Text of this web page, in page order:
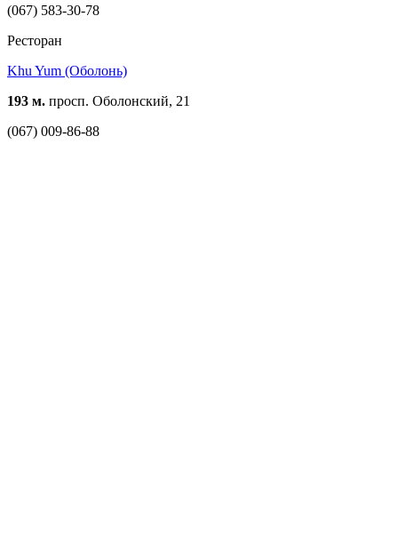
(067) 583-30-78
Ресторан
Khu Yum (Оболонь)
193 м. просп. Оболонский, 21
(067) 009-86-88